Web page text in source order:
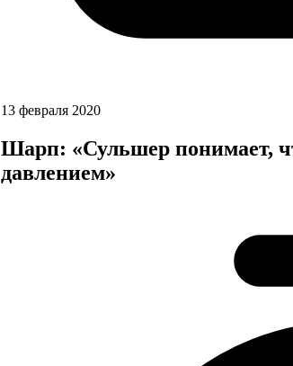
13 февраля 2020
Шарп: «Сульшер понимает,
давлением»